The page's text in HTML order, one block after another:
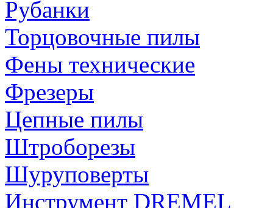
Рубанки
Торцовочные пилы
Фены технические
Фрезеры
Цепные пилы
Штроборезы
Шуруповерты
Инструмент DREMEL